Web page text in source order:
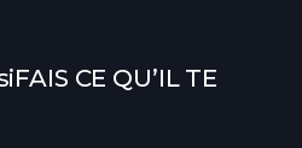
CE QU’IL TE